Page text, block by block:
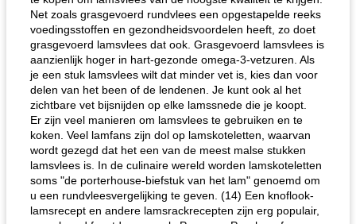
Net zoals grasgevoerd rundvlees een opgestapelde reeks
voedingsstoffen en gezondheidsvoordelen heeft, zo doet
grasgevoerd lamsvlees dat ook. Grasgevoerd lamsvlees is
aanzienlijk hoger in hart-gezonde omega-3-vetzuren. Als
je een stuk lamsvlees wilt dat minder vet is, kies dan voor
delen van het been of de lendenen. Je kunt ook al het
zichtbare vet bijsnijden op elke lamssnede die je koopt.
Er zijn veel manieren om lamsvlees te gebruiken en te
koken. Veel lamfans zijn dol op lamskoteletten, waarvan
wordt gezegd dat het een van de meest malse stukken
lamsvlees is. In de culinaire wereld worden lamskoteletten
soms "de porterhouse-biefstuk van het lam" genoemd om
u een rundvleesvergelijking te geven. (14) Een knoflook-
lamsrecept en andere lamsrackrecepten zijn erg populair,